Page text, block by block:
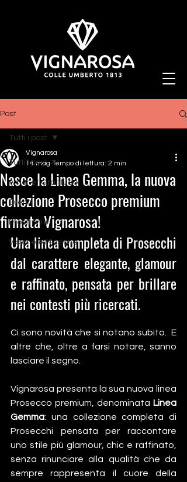
Post
Tutti i post
Amor et Gratitudo
Eventi
I nostri vini
Visione e Missione
Tutti i post
Nasce la Linea Gemma, la nuova
collezione Prosecco premium
firmata Vignarosa!
Vignarosa
14 mag Tempo di lettura: 2 min
Una linea completa di Prosecchi
dal carattere elegante, glamour
e raffinato, pensata per brillare
nei contesti più ricercati.
Ci sono novità che si notano subito.  E
altre che, oltre a farsi notare, sanno
lasciare il segno.
Vignarosa presenta la sua nuova linea
Prosecco premium, denominata Linea
Gemma: una collezione completa di
Prosecchi pensata per raccontare
uno stile più glamour, chic e raffinato,
senza rinunciare alla qualità che da
sempre rappresenta il cuore della